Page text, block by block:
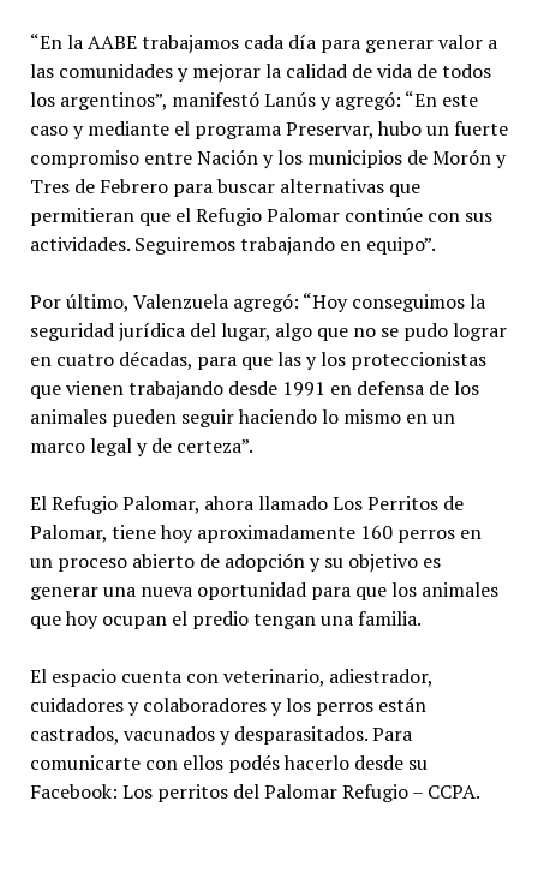
“En la AABE trabajamos cada día para generar valor a
las comunidades y mejorar la calidad de vida de todos
los argentinos”, manifestó Lanús y agregó: “En este
caso y mediante el programa Preservar, hubo un fuerte
compromiso entre Nación y los municipios de Morón y
Tres de Febrero para buscar alternativas que
permitieran que el Refugio Palomar continúe con sus
actividades. Seguiremos trabajando en equipo”.
Por último, Valenzuela agregó: “Hoy conseguimos la
seguridad jurídica del lugar, algo que no se pudo lograr
en cuatro décadas, para que las y los proteccionistas
que vienen trabajando desde 1991 en defensa de los
animales pueden seguir haciendo lo mismo en un
marco legal y de certeza”.
El Refugio Palomar, ahora llamado Los Perritos de
Palomar, tiene hoy aproximadamente 160 perros en
un proceso abierto de adopción y su objetivo es
generar una nueva oportunidad para que los animales
que hoy ocupan el predio tengan una familia.
El espacio cuenta con veterinario, adiestrador,
cuidadores y colaboradores y los perros están
castrados, vacunados y desparasitados. Para
comunicarte con ellos podés hacerlo desde su
Facebook: Los perritos del Palomar Refugio – CCPA.